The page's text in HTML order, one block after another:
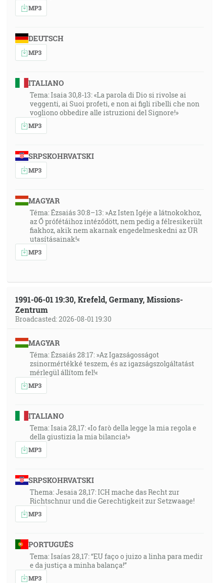
MP3
DEUTSCH
MP3
ITALIANO
Tema: Isaia 30,8-13: «La parola di Dio si rivolse ai
veggenti, ai Suoi profeti, e non ai figli ribelli che non
vogliono obbedire alle istruzioni del Signore!»
MP3
SRPSKOHRVATSKI
MP3
MAGYAR
Téma: Ézsaiás 30:8–13: »Az Isten Igéje a látnokokhoz,
az Ő prófétáihoz intéződött, nem pedig a félresikerült
fiakhoz, akik nem akarnak engedelmeskedni az ÚR
utasításainak!«
MP3
1991-06-01 19:30, Krefeld, Germany, Missions-
Zentrum
Broadcasted: 2026-08-01 19:30
MAGYAR
Téma: Ézsaiás 28:17: »Az Igazságosságot
zsinormértékké teszem, és az igazságszolgáltatást
mérlegül állítom fel!«
MP3
ITALIANO
Tema: Isaia 28,17: «Io farò della legge la mia regola e
della giustizia la mia bilancia!»
MP3
SRPSKOHRVATSKI
Thema: Jesaia 28,17: ICH mache das Recht zur
Richtschnur und die Gerechtigkeit zur Setzwaage!
MP3
PORTUGUÊS
Tema: Isaías 28,17: “EU faço o juizo a linha para medir
e da justiça a minha balança!”
MP3